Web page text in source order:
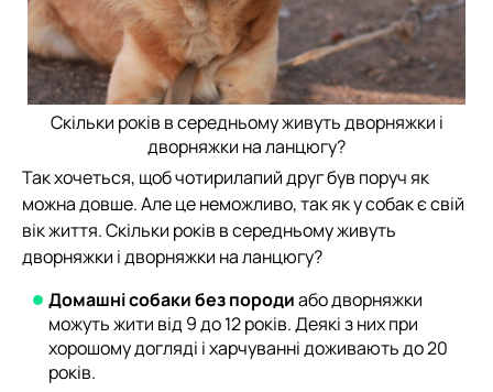
Скільки років в середньому живуть дворняжки і
дворняжки на ланцюгу?
Так хочеться, щоб чотирилапий друг був поруч як
можна довше. Але це неможливо, так як у собак є свій
вік життя. Скільки років в середньому живуть
дворняжки і дворняжки на ланцюгу?
Домашні собаки без породиабо дворняжки
можуть жити від 9 до 12 років. Деякі з них при
хорошому догляді і харчуванні доживають до 20
років.